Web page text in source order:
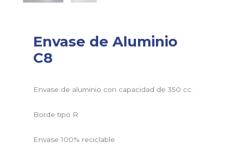
Envase de Aluminio
C8
Envase de aluminio con capacidad de 350 cc.
Borde tipo R
Envase 100% reciclable